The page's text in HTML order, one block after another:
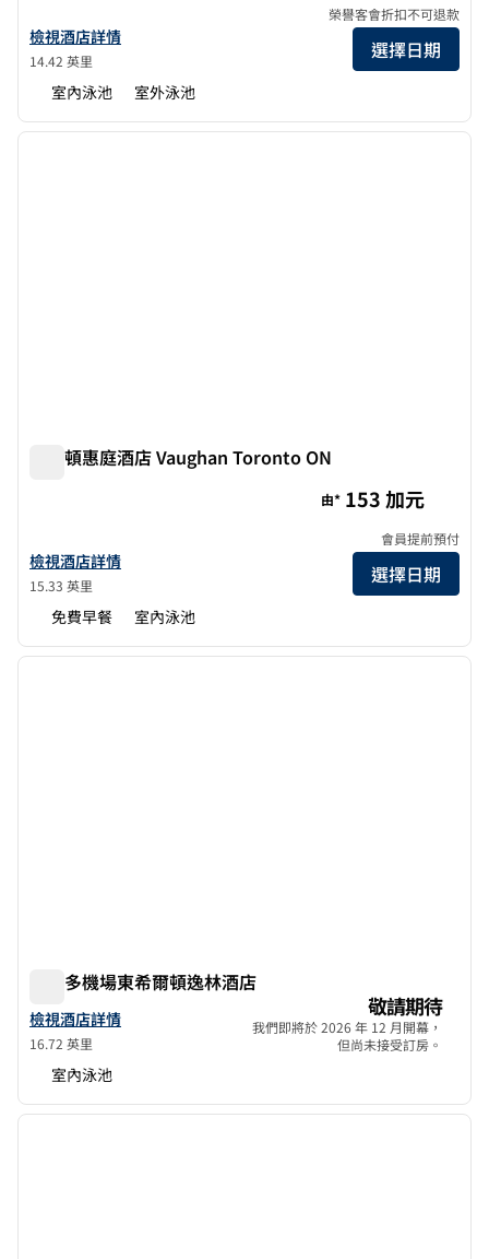
查看多倫多希爾頓酒店詳情
檢視酒店詳情
14.42 英里
榮譽客會折扣不可退款
選擇日期
室內泳池 室外泳池
1/12
第 1 頁，共 12 頁
上一張圖片 下一
希爾頓惠庭酒店 Vaughan Toronto ON
查看多倫多沃恩希爾頓惠庭酒店詳情
檢視酒店詳情
15.33 英里
由* 153 加元
會員提前預付
選擇日期
免費早餐 室內泳池
1/12
第 1 頁，共 12 頁
上一張圖片 下一
多倫多機場東希爾頓逸林酒店
查看多倫多機場東希爾頓逸林酒店詳情
檢視酒店詳情
16.72 英里
敬請期待
我們即將於 2026 年 12 月開幕，
但尚未接受訂房。
室內泳池
1/12
第 1 頁，共 12 頁
上一張圖片 下一